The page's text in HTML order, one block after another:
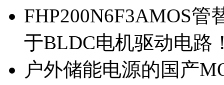
FHP200N6F3AMOS管
于BLDC电机驱动电路
户外储能电源的国产